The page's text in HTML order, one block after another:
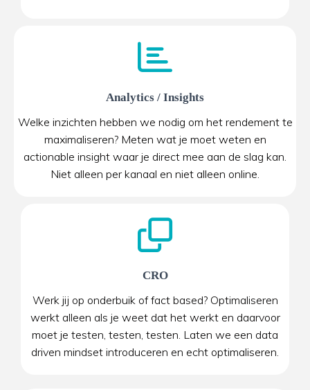
Analytics / Insights
Welke inzichten hebben we nodig om het rendement te
maximaliseren? Meten wat je moet weten en
actionable insight waar je direct mee aan de slag kan.
Niet alleen per kanaal en niet alleen online.
CRO
Werk jij op onderbuik of fact based? Optimaliseren
werkt alleen als je weet dat het werkt en daarvoor
moet je testen, testen, testen. Laten we een data
driven mindset introduceren en echt optimaliseren.